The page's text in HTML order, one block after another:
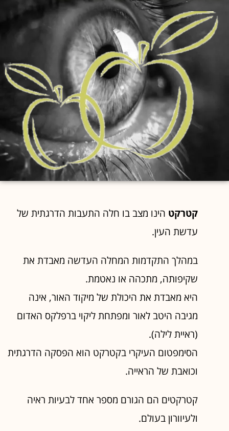
קטרקט הינו מצב בו חלה התעבות הדרגתית של
עדשת העין.
במהלך התקדמות המחלה העדשה מאבדת את
שקיפותה, מתכהה או נאטמת.
היא מאבדת את היכולת של מיקוד האור, אינה
מגיבה היטב לאור ומפתחת ליקוי ברפלקס האדום
(ראיית לילה).
הסימפטום העיקרי בקטרקט הוא הפסקה הדרגתית
וכואבת של הראייה.
קטרקטים הם הגורם מספר אחד לבעיות ראיה
ולעיוורון בעולם.